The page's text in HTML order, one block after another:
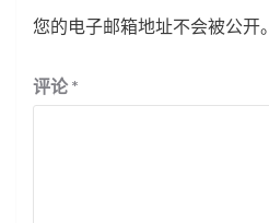
您的电子邮箱地址不会被公开。
评论*